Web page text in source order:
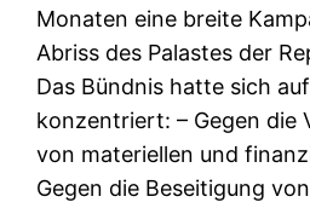
Monaten eine breite
Abriss des Palastes der
Das Bündnis hatte sich
konzentriert: – Gegen die
von materiellen und
Gegen die Beseitigung